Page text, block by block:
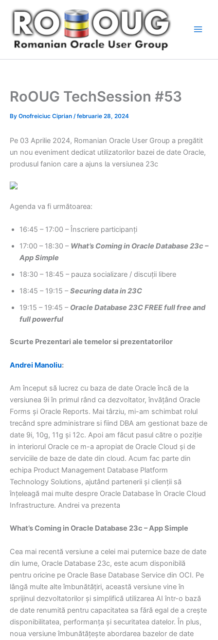
content
RoOUG TechSession #53
By Onofreiciuc Ciprian /februarie 28, 2024
Pe 03 Aprilie 2024, Romanian Oracle User Group a pregătit
un nou eveniment dedicat utilizatorilor bazei de date Oracle,
produsul fanion care a ajuns la versiunea 23c
Agenda va fi următoarea:
16:45 – 17:00 – Înscriere participanți
17:00 – 18:30 – What’s Coming in Oracle Database 23c –
App Simple
18:30 – 18:45 – pauza socializare / discuții libere
18:45 – 19:15 –Securing data in 23C
19:15 – 19:45 – Oracle Database 23C FREE full free and
full powerful
Scurte Prezentari ale temelor si prezentatorilor
Andrei Manoliu:
Am început să lucrez cu baza de date Oracle încă de la
versiunea 9i în primul rând ca dezvoltator, învățând Oracle
Forms și Oracle Reports. Mai târziu, mi-am schimbat rolul
trecând spre administrare si fiind DBA am gestionat baze de
date 9i, 10g, 11g și 12c. Apoi am făcut pasul către o poziție
in interiorul Oracle ce m-a apropiat de Oracle Cloud și de
serviciile de baze de date din cloud. Acum fac parte din
echipa Product Management Database Platform
Technology Solutions, ajutând partenerii și clienții să
înțeleagă mai multe despre Oracle Database în Oracle Cloud
Infrastructure. Andrei va prezenta
What’s Coming in Oracle Database 23c – App Simple
Cea mai recentă versiune a celei mai puternice baze de date
din lume, Oracle Database 23c, este acum disponibilă
pentru oricine pe Oracle Base Database Service din OCI. Pe
lângă multe alte îmbunătățiri, această versiune vine în
sprijinul dezvoltatorilor și simplifică utilizarea AI într-o bază
de date renumită pentru capacitatea sa fără egal de a crește
disponibilitatea, performanța și securitatea datelor. În plus,
noua versiune îmbunătățește abordarea bazelor de date